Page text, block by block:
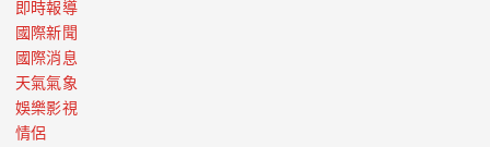
即時報導
國際新聞
國際消息
天氣氣象
娛樂影視
情侶